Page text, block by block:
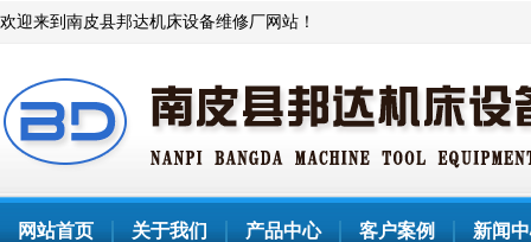
欢迎来到南皮县邦达机床设备维修厂网站！
网站首页 关于我们 产品中心 客户案例 新闻